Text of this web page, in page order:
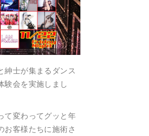
紳士が集まるダンス
験会を実施しまし
て変わってグッと年
お客様たちに施術さ